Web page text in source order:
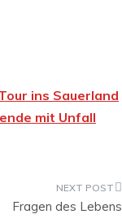
ins Sauerland
mit Unfall
Fragen des Lebens